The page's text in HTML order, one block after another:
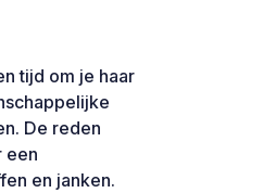
tijd om je haar
De reden
een
en janken.